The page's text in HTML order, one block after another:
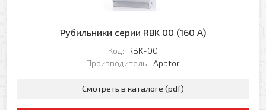
Рубильники серии RBK 00 (160 A)
Код: RBK-00
Производитель: Apator
Смотреть в каталоге (pdf)